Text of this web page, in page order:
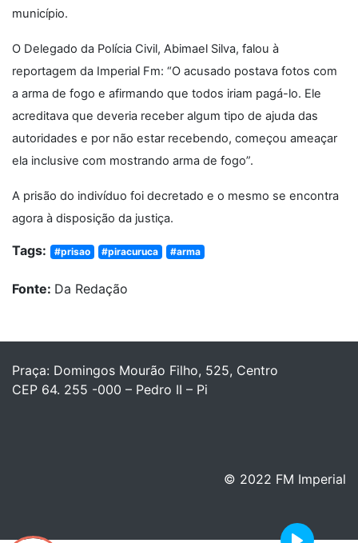
município.
O Delegado da Polícia Civil, Abimael Silva, falou à
reportagem da Imperial Fm: “O acusado postava fotos com
a arma de fogo e afirmando que todos iriam pagá-lo. Ele
acreditava que deveria receber algum tipo de ajuda das
autoridades e por não estar recebendo, começou ameaçar
ela inclusive com mostrando arma de fogo”.
A prisão do indivíduo foi decretado e o mesmo se encontra
agora à disposição da justiça.
Tags: #prisao #piracuruca #arma
Fonte: Da Redação
Play
Praça: Domingos Mourão Filho, 525, Centro
CEP 64. 255 -000 – Pedro II – Pi
© 2022 FM Imperial